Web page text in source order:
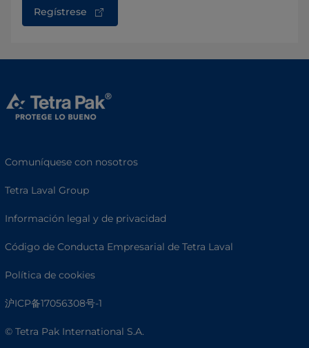
Regístrese
Comuníquese con nosotros
Tetra Laval Group
Información legal y de privacidad
Código de Conducta Empresarial de Tetra Laval
Política de cookies
沪ICP备17056308号-1
© Tetra Pak International S.A.